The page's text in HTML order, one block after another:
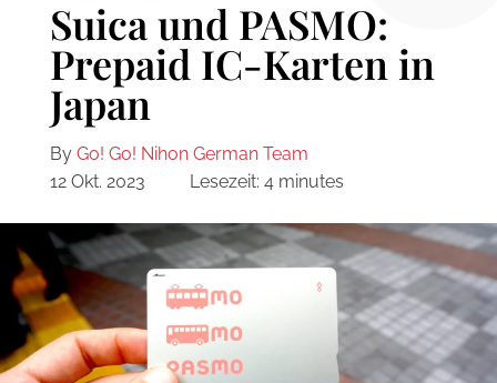
Suica und PASMO:
Prepaid IC-Karten in
Japan
By Go! Go! Nihon German Team
12 Okt. 2023
Lesezeit: 4 minutes